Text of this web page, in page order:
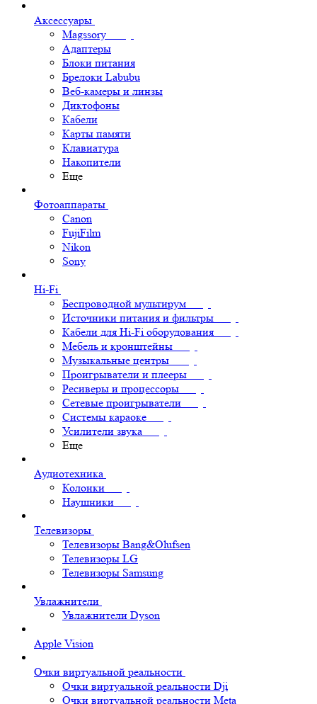
Аксессуары
Magssory
Адаптеры
Блоки питания
Брелоки Labubu
Веб-камеры и линзы
Диктофоны
Кабели
Карты памяти
Клавиатура
Накопители
Еще
Фотоаппараты
Canon
FujiFilm
Nikon
Sony
Hi-Fi
Беспроводной мультирум
Источники питания и фильтры
Кабели для Hi-Fi оборудования
Мебель и кронштейны
Музыкальные центры
Проигрыватели и плееры
Ресиверы и процессоры
Сетевые проигрыватели
Системы караоке
Усилители звука
Еще
Аудиотехника
Колонки
Наушники
Телевизоры
Телевизоры Bang&Olufsen
Телевизоры LG
Телевизоры Samsung
Увлажнители
Увлажнители Dyson
Apple Vision
Очки виртуальной реальности
Очки виртуальной реальности Dji
Очки виртуальной реальности Meta